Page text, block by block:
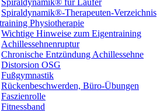
Spiraldynamik® für Läufer
Spiraldynamik®-Therapeuten-Verzeichnis
Physiotherapie
Wichtige Hinweise zum Eigentraining
Achillessehnenruptur
Chronische Entzündung Achillessehne
Distorsion OSG
Fußgymnastik
Rückenbeschwerden, Büro-Übungen
Faszienrolle
Fitnessband